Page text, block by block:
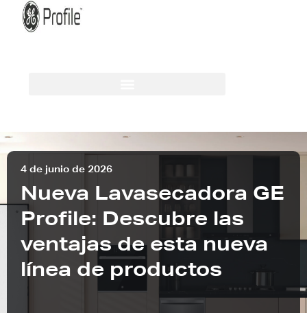
4 de junio de 2026
Nueva Lavasecadora GE
Profile: Descubre las
ventajas de esta nueva
línea de productos